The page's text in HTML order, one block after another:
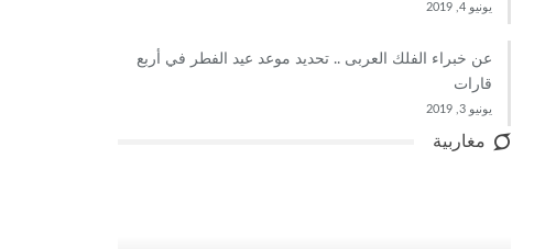
يونيو 4, 2019
عن خبراء الفلك العربى .. تحديد موعد عيد الفطر في أربع
قارات
يونيو 3, 2019
مغاربية